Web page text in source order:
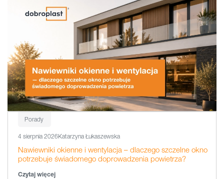
Porady
4 sierpnia 2026Katarzyna Łukaszewska
Nawiewniki okienne i wentylacja – dlaczego szczelne okno
potrzebuje świadomego doprowadzenia powietrza?
Czytaj więcej